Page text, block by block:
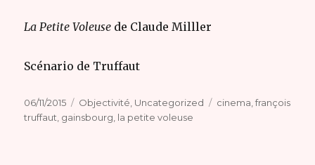
La Petite Voleuse de Claude Milller
Scénario de Truffaut
Publié
le
06/11/2015 Catégories
Objectivité, Uncategorized Étiquettes
cinema,françois
truffaut, gainsbourg, la petite voleuse